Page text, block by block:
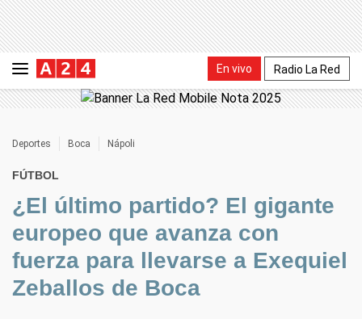
En vivo Radio La Red
Deportes Boca Nápoli
FÚTBOL
¿El último partido? El gigante
europeo que avanza con
fuerza para llevarse a Exequiel
Zeballos de Boca